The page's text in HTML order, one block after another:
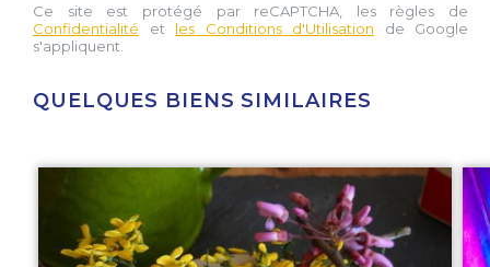
Ce site est protégé par reCAPTCHA, les règles de
Confidentialité et les Conditions d'Utilisation de Google
s'appliquent.
QUELQUES BIENS SIMILAIRES